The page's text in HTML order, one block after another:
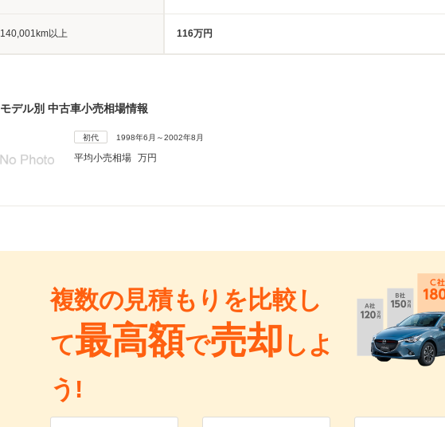
140,001km以上 116万円
モデル別 中古車小売相場情報
初代 1998年6月～2002年8月
平均小売相場 万円
複数の見積もりを比較し
て最高額で売却 しよ
う!